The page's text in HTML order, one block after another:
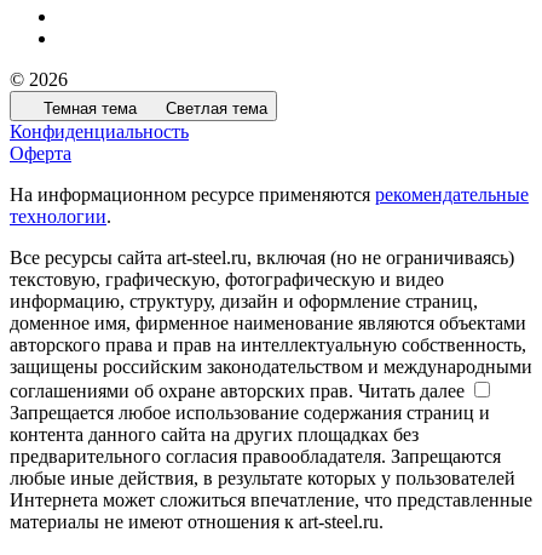
© 2026
Темная тема Светлая тема
Конфиденциальность
Оферта
На информационном ресурсе применяются рекомендательные
технологии.
Все ресурсы сайта art-steel.ru, включая (но не ограничиваясь)
текстовую, графическую, фотографическую и видео
информацию, структуру, дизайн и оформление страниц,
доменное имя, фирменное наименование являются объектами
авторского права и прав на интеллектуальную собственность,
защищены российским законодательством и международными
соглашениями об охране авторских прав. Читать далее
Запрещается любое использование содержания страниц и
контента данного сайта на других площадках без
предварительного согласия правообладателя. Запрещаются
любые иные действия, в результате которых у пользователей
Интернета может сложиться впечатление, что представленные
материалы не имеют отношения к art-steel.ru.